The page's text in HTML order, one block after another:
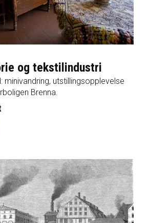
og tekstilindustri
minivandring, utstillingsopplevelse
Brenna.